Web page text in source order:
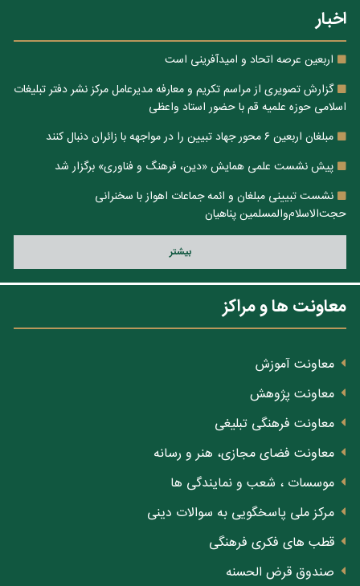
اخبار
اربعین عرصه اتحاد و امیدآفرینی است
گزارش تصویری از مراسم تکریم و معارفه مدیرعامل مرکز نشر دفتر تبلیغات
اسلامی حوزه علمیه قم با حضور استاد واعظی
مبلغان اربعین ۶ محور جهاد تبیین را در مواجهه با زائران دنبال کنند
پیش نشست علمی همایش «دین، فرهنگ و فناوری» برگزار شد
نشست تبیینی مبلغان و ائمه جماعات اهواز با سخنرانی
حجت‌الاسلام‌والمسلمین پناهیان
بيشتر
معاونت ها و مراکز
معاونت آموزش
معاونت پژوهش
معاونت فرهنگی تبلیغی
معاونت فضای مجازی، هنر و رسانه
موسسات ، شعب و نمایندگی ها
مرکز ملی پاسخگویی به سوالات دینی
قطب های فکری فرهنگی
صندوق قرض الحسنه